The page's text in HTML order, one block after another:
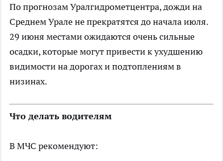
По прогнозам Уралгидрометцентра, дожди на
Среднем Урале не прекратятся до начала июля.
29 июня местами ожидаются очень сильные
осадки, которые могут привести к ухудшению
видимости на дорогах и подтоплениям в
низинах.
Что делать водителям
В МЧС рекомендуют: